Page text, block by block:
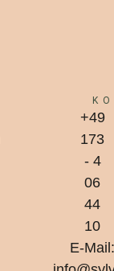
+49
173
- 4
06
44
10
E-